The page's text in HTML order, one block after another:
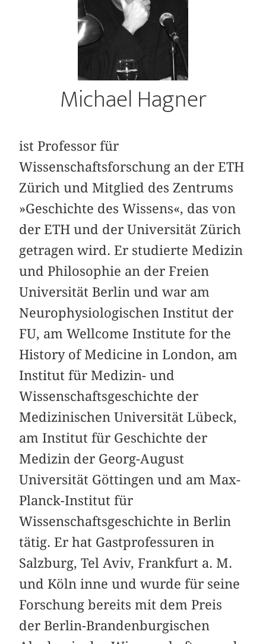
Michael Hagner
ist Professor für
Wissenschaftsforschung an der ETH
Zürich und Mitglied des Zentrums
»Geschichte des Wissens«, das von
der ETH und der Universität Zürich
getragen wird. Er studierte Medizin
und Philosophie an der Freien
Universität Berlin und war am
Neurophysiologischen Institut der
FU, am Wellcome Institute for the
History of Medicine in London, am
Institut für Medizin- und
Wissenschaftsgeschichte der
Medizinischen Universität Lübeck,
am Institut für Geschichte der
Medizin der Georg-August
Universität Göttingen und am Max-
Planck-Institut für
Wissenschaftsgeschichte in Berlin
tätig. Er hat Gastprofessuren in
Salzburg, Tel Aviv, Frankfurt a. M.
und Köln inne und wurde für seine
Forschung bereits mit dem Preis
der Berlin-Brandenburgischen